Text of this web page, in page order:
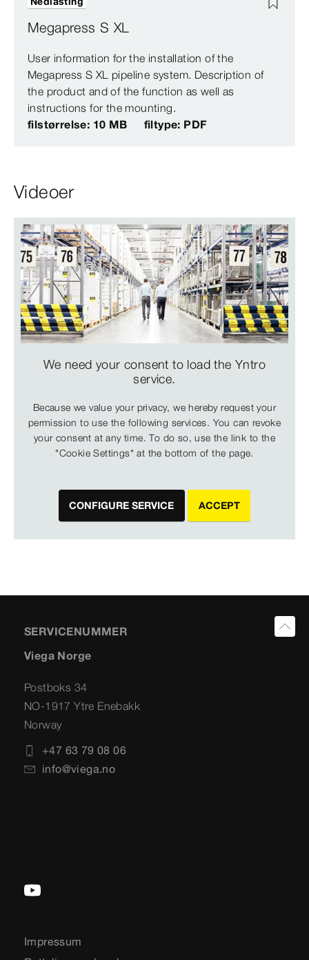
Megapress S XL
User information for the installation of the
Megapress S XL pipeline system. Description of
the product and of the function as well as
instructions for the mounting.
filstørrelse: 10 MB
filtype: PDF
Videoer
We need your consent to load the Yntro
service.
Because we value your privacy, we hereby request your
permission to use the following services. You can revoke
your consent at any time. To do so, use the link to the
"Cookie Settings" at the bottom of the page.
CONFIGURE SERVICE ACCEPT
SERVICENUMMER
Viega Norge
Postboks 34
NO-1917 Ytre Enebakk
Norway
+47 63 79 08 06
info@viega.no
Impressum